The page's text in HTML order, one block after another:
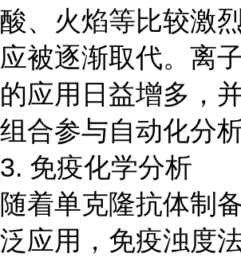
酸、火焰等比较激
应被逐渐取代。离
的应用日益增多，
组合参与自动化分析
3. 免疫化学分析
随着单克隆抗体制
泛应用，免疫浊度